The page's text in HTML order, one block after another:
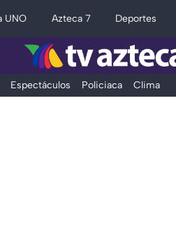
UNO Azteca 7 Deportes
Espectáculos Policiaca Clima